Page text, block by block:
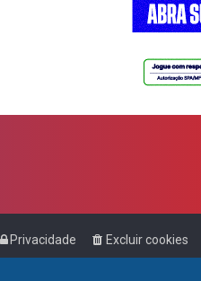
Excluir cookies
Privacidade